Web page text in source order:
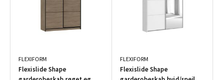
FLEXIFORM
Flexislide Shape
FLEXIFORM
Flexislide Shape